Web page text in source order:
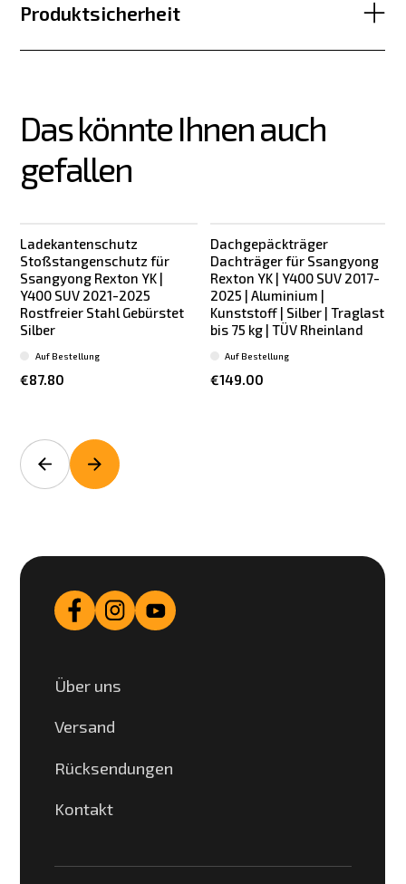
Produktsicherheit
Das könnte Ihnen auch
gefallen
Ladekantenschutz
Stoßstangenschutz für
Ssangyong Rexton YK |
Y400 SUV 2021-2025
Rostfreier Stahl Gebürstet
Silber
€87.80
Auf Bestellung
Dachgepäckträger
Dachträger für Ssangyong
Rexton YK | Y400 SUV 2017-
2025 | Aluminium |
Kunststoff | Silber | Traglast
bis 75 kg | TÜV Rheinland
€149.00
Auf Bestellung
Über uns
Versand
Rücksendungen
Kontakt